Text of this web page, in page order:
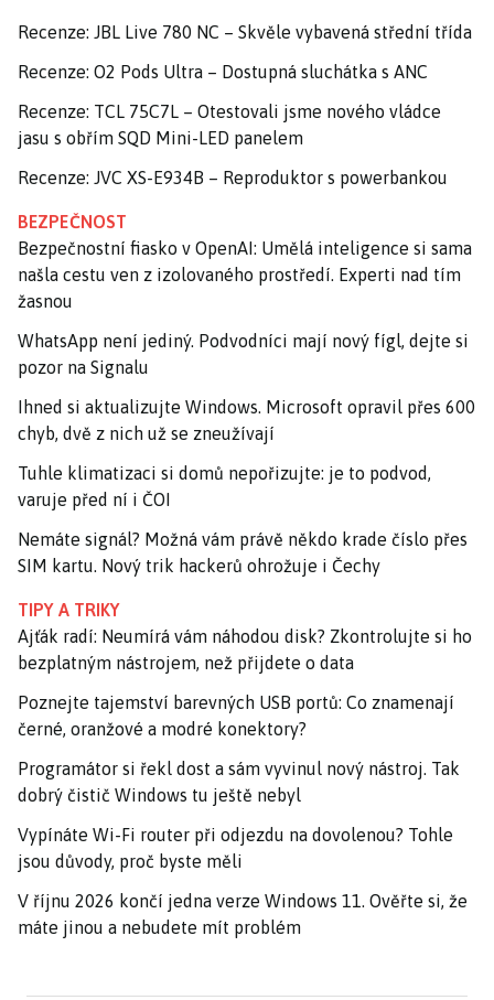
Recenze: JBL Live 780 NC – Skvěle vybavená střední třída
Recenze: O2 Pods Ultra – Dostupná sluchátka s ANC
Recenze: TCL 75C7L – Otestovali jsme nového vládce
jasu s obřím SQD Mini-LED panelem
Recenze: JVC XS-E934B – Reproduktor s powerbankou
BEZPEČNOST
Bezpečnostní fiasko v OpenAI: Umělá inteligence si sama
našla cestu ven z izolovaného prostředí. Experti nad tím
žasnou
WhatsApp není jediný. Podvodníci mají nový fígl, dejte si
pozor na Signalu
Ihned si aktualizujte Windows. Microsoft opravil přes 600
chyb, dvě z nich už se zneužívají
Tuhle klimatizaci si domů nepořizujte: je to podvod,
varuje před ní i ČOI
Nemáte signál? Možná vám právě někdo krade číslo přes
SIM kartu. Nový trik hackerů ohrožuje i Čechy
TIPY A TRIKY
Ajťák radí: Neumírá vám náhodou disk? Zkontrolujte si ho
bezplatným nástrojem, než přijdete o data
Poznejte tajemství barevných USB portů: Co znamenají
černé, oranžové a modré konektory?
Programátor si řekl dost a sám vyvinul nový nástroj. Tak
dobrý čistič Windows tu ještě nebyl
Vypínáte Wi-Fi router při odjezdu na dovolenou? Tohle
jsou důvody, proč byste měli
V říjnu 2026 končí jedna verze Windows 11. Ověřte si, že
máte jinou a nebudete mít problém